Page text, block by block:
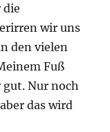
die
wir uns
den vielen
Fuß
Nur noch
das wird